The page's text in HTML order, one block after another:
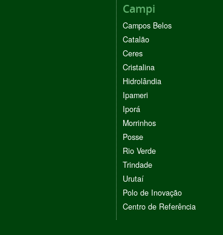
Campi
Campos Belos
Catalão
Ceres
Cristalina
Hidrolândia
Ipameri
Iporá
Morrinhos
Posse
Rio Verde
Trindade
Urutaí
Polo de Inovação
Centro de Referência